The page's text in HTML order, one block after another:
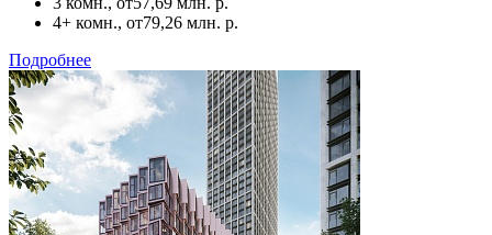
4+ комн., от79,26 млн. р.
Подробнее